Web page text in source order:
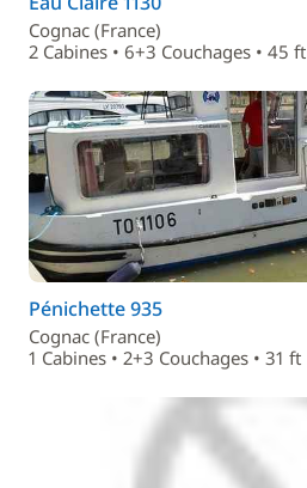
Cognac (France)
2 Cabines • 6+3 Couchages • 45 ft
Pénichette 935
Cognac (France)
1 Cabines • 2+3 Couchages • 31 ft